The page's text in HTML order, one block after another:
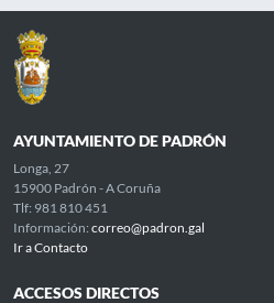
AYUNTAMIENTO DE PADRÓN
Longa, 27
15900 Padrón - A Coruña
Tlf: 981 810 451
Información: correo@padron.gal
Ir a Contacto
ACCESOS DIRECTOS